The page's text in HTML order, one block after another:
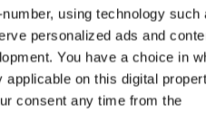
using technology such
personalized ads and
You have a choice in
on this digital
consent any time from the
UNS